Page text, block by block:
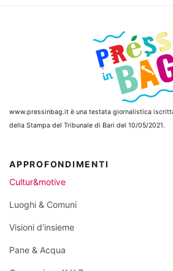
www.pressinbag.it è una testata giornalistica
della Stampa del Tribunale di Bari del 10/05/2021.
APPROFONDIMENTI
Cultur&motive
Luoghi & Comuni
Visioni d'insieme
Pane & Acqua